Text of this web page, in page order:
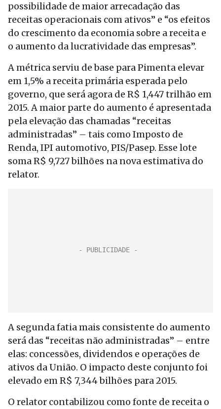
possibilidade de maior arrecadação das
receitas operacionais com ativos” e “os efeitos
do crescimento da economia sobre a receita e
o aumento da lucratividade das empresas”.
A métrica serviu de base para Pimenta elevar
em 1,5% a receita primária esperada pelo
governo, que será agora de R$ 1,447 trilhão em
2015. A maior parte do aumento é apresentada
pela elevação das chamadas “receitas
administradas” – tais como Imposto de
Renda, IPI automotivo, PIS/Pasep. Esse lote
soma R$ 9,727 bilhões na nova estimativa do
relator.
A segunda fatia mais consistente do aumento
será das “receitas não administradas” – entre
elas: concessões, dividendos e operações de
ativos da União. O impacto deste conjunto foi
elevado em R$ 7,344 bilhões para 2015.
O relator contabilizou como fonte de receita o